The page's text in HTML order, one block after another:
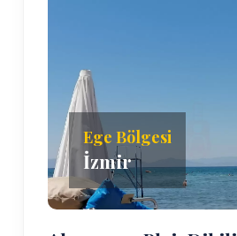
Ege Bölgesi
İzmir